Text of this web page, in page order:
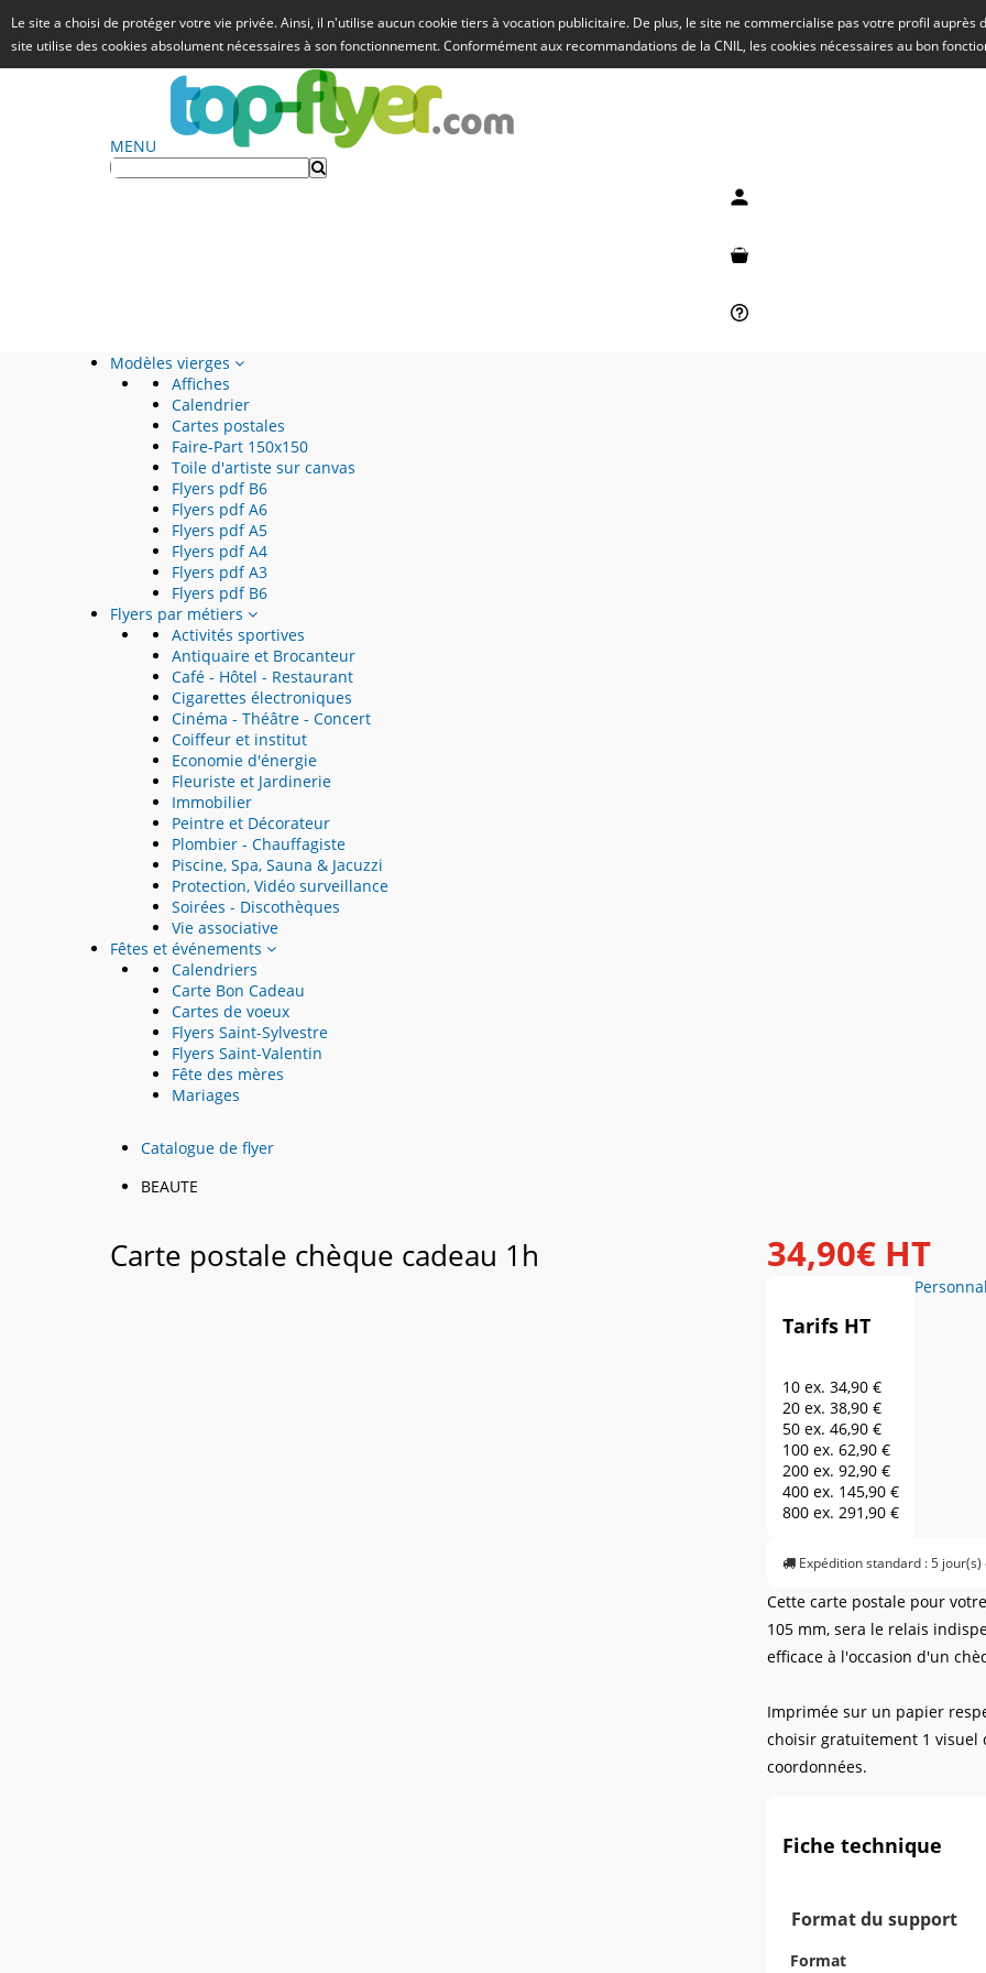
Le site a choisi de protéger votre vie privée. Ainsi, il n'utilise aucun cookie tiers à vocation publicitaire. De plus, le site ne commercialise pas votre profil
site utilise des cookies absolument nécessaires à son fonctionnement. Conformément aux recommandations de la CNIL, les cookies nécessaires au bon
MENU
Modèles vierges
Affiches
Calendrier
Cartes postales
Faire-Part 150x150
Toile d'artiste sur canvas
Flyers pdf B6
Flyers pdf A6
Flyers pdf A5
Flyers pdf A4
Flyers pdf A3
Flyers pdf B6
Flyers par métiers
Activités sportives
Antiquaire et Brocanteur
Café - Hôtel - Restaurant
Cigarettes électroniques
Cinéma - Théâtre - Concert
Coiffeur et institut
Economie d'énergie
Fleuriste et Jardinerie
Immobilier
Peintre et Décorateur
Plombier - Chauffagiste
Piscine, Spa, Sauna & Jacuzzi
Protection, Vidéo surveillance
Soirées - Discothèques
Vie associative
Fêtes et événements
Calendriers
Carte Bon Cadeau
Cartes de voeux
Flyers Saint-Sylvestre
Flyers Saint-Valentin
Fête des mères
Mariages
Catalogue de flyer
BEAUTE
Carte postale chèque cadeau 1h 34,90€ HT
Tarifs HT
10 ex. 34,90 €
20 ex. 38,90 €
50 ex. 46,90 €
100 ex. 62,90 €
200 ex. 92,90 €
400 ex. 145,90 €
800 ex. 291,90 €
Expédition standard : 5 jour(s)
Cette carte postale pour
105 mm, sera le relais
efficace à l'occasion d'un
Imprimée sur un papier
choisir gratuitement 1 visuel
coordonnées.
Fiche technique
Format du support
Format